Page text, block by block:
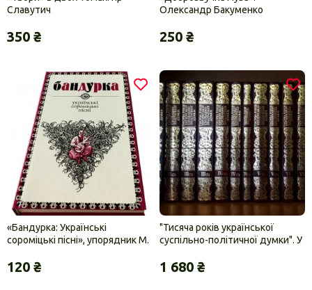
Славутич
350 ₴
Олександр Бакуменко
250 ₴
«Бандурка: Українські
сороміцькі пісні», упорядник М.
120 ₴
"Тисяча років української
суспільно-політичної думки". У
1 680 ₴